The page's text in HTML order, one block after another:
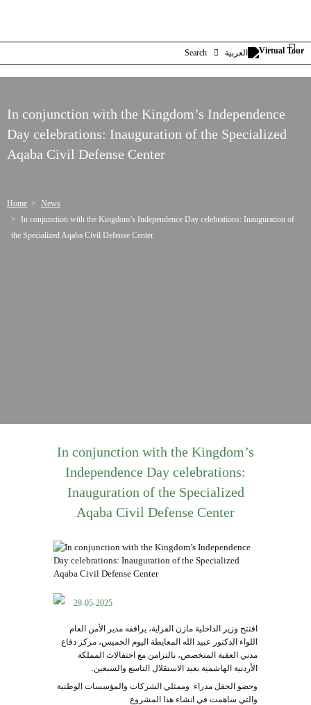
Search العربية
In conjunction with the Kingdom’s Independence
Day celebrations: Inauguration of the Specialized
Aqaba Civil Defense Center
Home
News
In conjunction with the Kingdom’s Independence Day celebrations: Inauguration of
the Specialized Aqaba Civil Defense Center
In conjunction with the Kingdom’s
Independence Day celebrations:
Inauguration of the Specialized
Aqaba Civil Defense Center
29-05-2025
افتتح وزير الداخلية مازن الفراية، يرافقه مدير الأمن العام
اللواء الدكتور عبيد الله المعايطة اليوم الخميس، مركز دفاع
مدني العقبة المتخصص، بالتزامن مع احتفالات المملكة
الأردنية الهاشمية بعيد الاستقلال التاسع والسبعين.
وحضو الحفل مدراء وممثلي الشركات والمؤسسات الوطنية
والتي ساهمت في انشاء هذا المشروع